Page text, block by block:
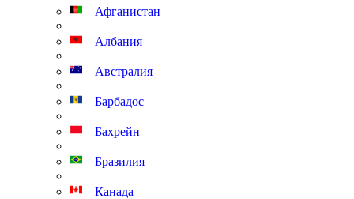
Афганистан
Албания
Австралия
Барбадос
Бахрейн
Бразилия
Канада